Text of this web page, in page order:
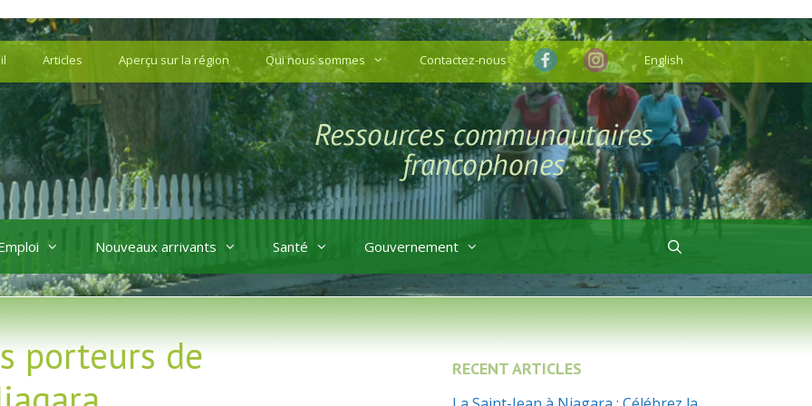
Articles Aperçu sur la région Qui nous sommes Contactez-nous English
Nouveaux arrivants Santé Gouvernement
porteurs de
RECENT ARTICLES